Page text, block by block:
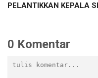
PELANTIKKAN KEPALA
0 Komentar